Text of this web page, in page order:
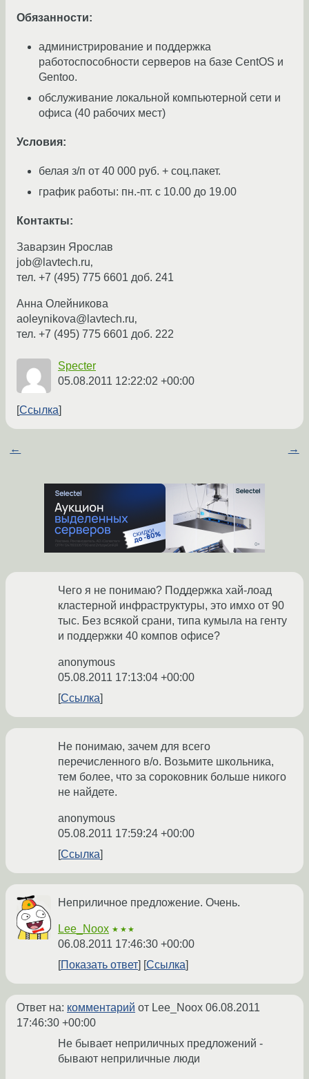
Обязанности:
администрирование и поддержка
работоспособности серверов на базе CentOS и
Gentoo.
обслуживание локальной компьютерной сети и
офиса (40 рабочих мест)
Условия:
белая з/п от 40 000 руб. + соц.пакет.
график работы: пн.-пт. с 10.00 до 19.00
Контакты:
Заварзин Ярослав
job@lavtech.ru‚
тел. +7 (495) 775 6601 доб. 241
Анна Олейникова
aoleynikova@lavtech.ru‚
тел. +7 (495) 775 6601 доб. 222
Specter
05.08.2011 12:22:02 +00:00
Ссылка
← →
Чего я не понимаю? Поддержка хай-лоад
кластерной инфраструктуры, это имхо от 90
тыс. Без всякой срани, типа кумыла на генту
и поддержки 40 компов офисе?
anonymous
05.08.2011 17:13:04 +00:00
Ссылка
Не понимаю, зачем для всего
перечисленного в/о. Возьмите школьника,
тем более, что за сороковник больше никого
не найдете.
anonymous
05.08.2011 17:59:24 +00:00
Ссылка
Неприличное предложение. Очень.
Lee_Noox ★★★
06.08.2011 17:46:30 +00:00
Показать ответ
Ссылка
Ответ на: комментарий от Lee_Noox 06.08.2011
17:46:30 +00:00
Не бывает неприличных предложений -
бывают неприличные люди